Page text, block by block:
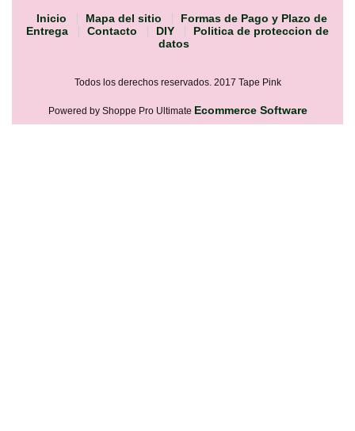
Inicio Mapa del sitio
Formas de Pago y Plazo de
Entrega
Contacto DIY
Politica de proteccion de
datos
Todos los derechos reservados. 2017 Tape Pink
Powered by Shoppe Pro Ultimate Ecommerce Software